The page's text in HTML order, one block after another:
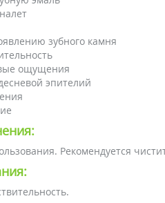
зубного камня
ощущения
эпителий
Рекомендуется